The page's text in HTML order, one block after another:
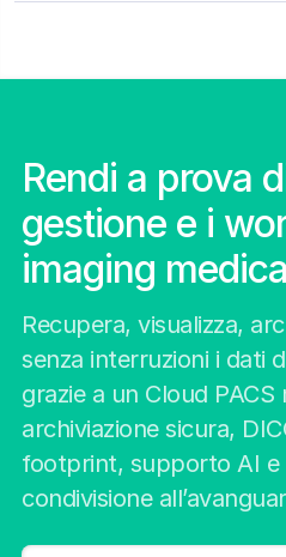
Rendi a prova
gestione e i
imaging
Recupera, visualizza,
senza interruzioni i dati
grazie a un Cloud
archiviazione sicura,
footprint, supporto AI e
condivisione